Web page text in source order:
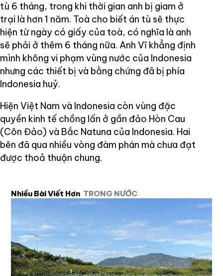
tù 6 tháng, trong khi thời gian anh bị giam ở
trại là hơn 1 năm. Toà cho biết án tù sẽ thực
hiện từ ngày có giấy của toà, có nghĩa là anh
sẽ phải ở thêm 6 tháng nữa. Anh Vĩ khẳng định
mình không vi phạm vùng nước của Indonesia
nhưng các thiết bị và bằng chứng đã bị phía
Indonesia huỷ.
Hiện Việt Nam và Indonesia còn vùng đặc
quyền kinh tế chồng lấn ở gần đảo Hòn Cau
(Côn Đảo) và Bắc Natuna của Indonesia. Hai
bên đã qua nhiều vòng đàm phán mà chưa đạt
được thoả thuận chung.
Nhiều Bài Viết Hơn TRONG NƯỚC